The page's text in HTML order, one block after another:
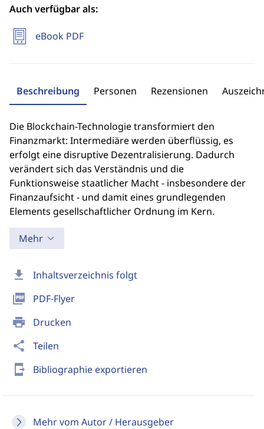
download Inhaltsverzeichnis folgt
picture_as_pdf PDF-Flyer
print Drucken
share Teilen
send_to_mobile Bibliographie exportieren
Mehr vom Autor / Herausgeber
Auch verfügbar als:
eBook PDF
Beschreibung Personen Rezensionen
Die Blockchain-Technologie transformiert den
Finanzmarkt: Intermediäre werden überflüssig, es
erfolgt eine disruptive Dezentralisierung. Dadurch
verändert sich das Verständnis und die
Funktionsweise staatlicher Macht - insbesondere der
Finanzaufsicht - und damit eines grundlegenden
Elements gesellschaftlicher Ordnung im Kern.
Mehr